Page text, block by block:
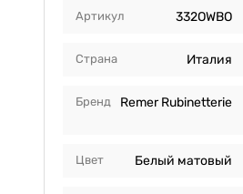
Артикул 332OWBO
Страна Италия
Бренд Remer Rubinetterie
Цвет Белый матовый